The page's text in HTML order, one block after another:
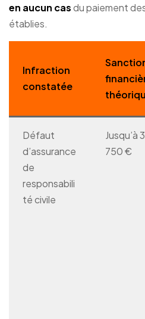
en aucun casdu paiement
établies.
Infraction
constatée
Défaut
d’assurance
de
responsabili
té civile
Jusqu’à 3
750 €